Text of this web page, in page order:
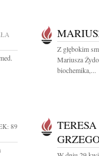
Z głębokim
Mariusza
biochemika,...
89